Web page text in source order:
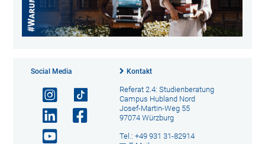
Social Media Kontakt
Referat 2.4: Studienberatung
Campus Hubland Nord
Josef-Martin-Weg 55
97074 Würzburg
Tel.: +49 931 31-82914